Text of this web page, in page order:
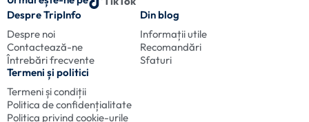
Despre TripInfo
Despre noi
Contactează-ne
Întrebări frecvente
Din blog
Informații utile
Recomandări
Sfaturi
Termeni și politici
Termeni și condiții
Politica de confidențialitate
Politica privind cookie-urile